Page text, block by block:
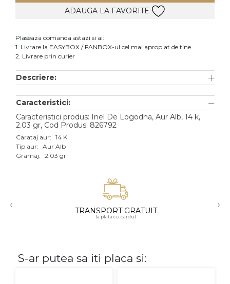
Accesorii
Aur alb
Aur roz
Aur mixt
18K
ADAUGA LA FAVORITE
Plaseaza comanda astazi si ai:
1. Livrare la EASYBOX / FANBOX-ul cel mai apropiat de tine
2. Livrare prin curier
Descriere:
Caracteristici:
Caracteristici produs: Inel De Logodna, Aur Alb, 14 k,
2.03 gr, Cod Produs: 826792
Carataj aur: 14 K
Tip aur: Aur Alb
Gramaj: 2.03 gr
‹ TRANSPORT GRATUIT
la plata cu cardul
›
S-ar putea sa iti placa si: